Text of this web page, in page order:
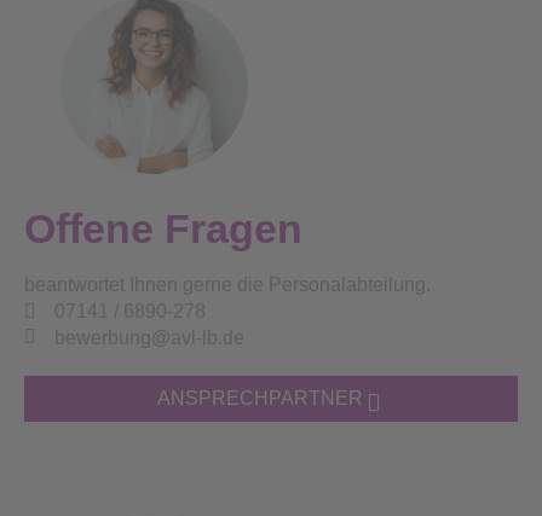
Offene Fragen
beantwortet Ihnen gerne die Personalabteilung.
07141 / 6890-278
bewerbung@avl-lb.de
ANSPRECHPARTNER